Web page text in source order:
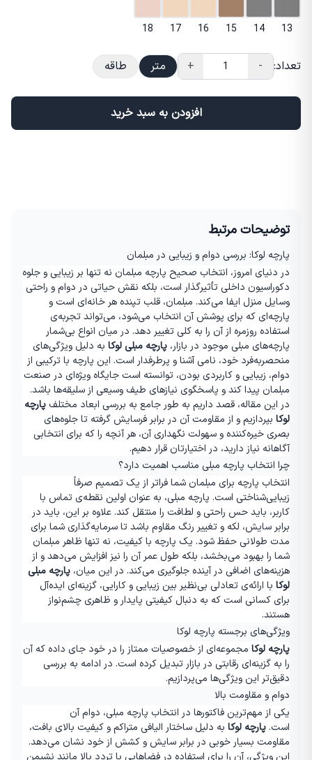
13
14
15
16
17
18
تعداد: -
+ متر طاقه
افزودن به سبد خرید
توضیحات مرتبط
پارچه لوکا: بررسی دوام و زیبایی در مبلمان
در دنیای امروز، انتخاب صحیح پارچه مبلمان نه تنها بر زیبایی و جلوه
دکوراسیون داخلی تأثیرگذار است، بلکه نقش حیاتی در دوام و راحتی
وسایل منزل ایفا می‌کند. مبلمان، قلب تپنده هر خانه‌ای است و
پارچه‌ای که برای پوشش آن انتخاب می‌شود، می‌تواند تجربه‌ی
استفاده روزمره از آن را به کلی تغییر دهد. در میان انواع بی‌شمار
پارچه‌های مبلی موجود در بازار، پارچه مبلی لوکا به دلیل ویژگی‌های
منحصربه‌فرد خود، نامی آشنا و پرطرفدار است. این پارچه با ترکیبی از
دوام، زیبایی و کاربردی بودن، توانسته است جایگاه ویژه‌ای در صنعت
مبلمان پیدا کند و پاسخگوی نیازهای طیف وسیعی از سلیقه‌ها باشد.
در این مقاله، قصد داریم به طور جامع به بررسی ابعاد مختلف پارچه
لوکا بپردازیم و از مقاومت آن در برابر فرسایش گرفته تا جلوه‌های
بصری خیره‌کننده و سهولت نگهداری آن، هر آنچه را که برای انتخابی
آگاهانه نیاز دارید، در اختیارتان قرار دهیم.
چرا انتخاب پارچه مبلی مناسب اهمیت دارد؟
انتخاب پارچه برای مبلمان شما فراتر از یک تصمیم صرفاً
زیبایی‌شناختی است. پارچه مبلی، به عنوان اولین نقطه‌ی تماس با
کاربر، باید حس راحتی و لطافت را منتقل کند. علاوه بر این، باید در
برابر سایش، لکه و تغییر رنگ مقاوم باشد تا سرمایه‌گذاری شما برای
مدت طولانی حفظ شود. یک پارچه با کیفیت، نه تنها ظاهر مبلمان
شما را بهبود می‌بخشد، بلکه طول عمر آن را نیز افزایش می‌دهد و از
هزینه‌های اضافی در آینده جلوگیری می‌کند. در این میان، پارچه مبلی
لوکا با ارائه‌ی تعادلی بی‌نظیر بین زیبایی و کارایی، گزینه‌ای ایده‌آل
برای کسانی است که به دنبال کیفیتی پایدار و ظاهری چشم‌نواز
هستند.
ویژگی‌های برجسته پارچه لوکا
پارچه لوکا مجموعه‌ای از خصوصیات ممتاز را در خود جای داده که آن
را به گزینه‌ای رقابتی در بازار تبدیل کرده است. در ادامه به بررسی
دقیق‌تر این ویژگی‌ها می‌پردازیم.
دوام و مقاومت بالا
یکی از مهم‌ترین فاکتورها در انتخاب پارچه مبلی، دوام آن
است. پارچه لوکا به دلیل ساختار الیافی متراکم و کیفیت بالای بافت،
مقاومت بسیار خوبی در برابر سایش و کشش از خود نشان می‌دهد.
این ویژگی، آن را برای استفاده در فضاهایی با تردد بالا مانند نشیمن